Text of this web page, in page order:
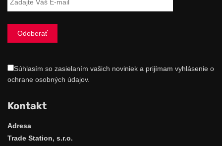
Súhlasím so zasielaním vašich noviniek a prijímam vyhlásenie o
ochrane osobných údajov.
Kontakt
Adresa
Trade Station, s.r.o.